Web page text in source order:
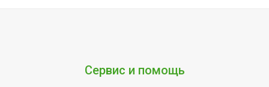
Сервис и помощь